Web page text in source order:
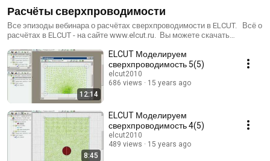
Расчёты сверхпроводимости
Все эпизоды вебинара о расчётах сверхпроводимости в ELCUT. Всё о
расчётах в ELCUT - на сайте www.elcut.ru. Вы можете скачать
задать вопросы или посмотреть методички и статьи.
12:14
ELCUT Моделируем
сверхпроводимость 5(5)
elcut2010
686 views
15 years ago
8:45
ELCUT Моделируем
сверхпроводимость 4(5)
elcut2010
489 views
15 years ago